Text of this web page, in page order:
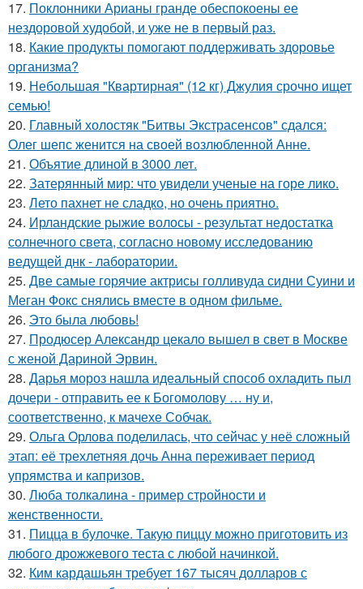
17. Поклонники Арианы гранде обеспокоены ее
нездоровой худобой, и уже не в первый раз.
18. Какие продукты помогают поддерживать здоровье
организма?
19. Небольшая "Квартирная" (12 кг) Джулия срочно ищет
семью!
20. Главный холостяк "Битвы Экстрасенсов" сдался:
Олег шепс женится на своей возлюбленной Анне.
21. Объятие длиной в 3000 лет.
22. Затерянный мир: что увидели ученые на горе лико.
23. Лето пахнет не сладко, но очень приятно.
24. Ирландские рыжие волосы - результат недостатка
солнечного света, согласно новому исследованию
ведущей днк - лаборатории.
25. Две самые горячие актрисы голливуда сидни Суини и
Меган Фокс снялись вместе в одном фильме.
26. Это была любовь!
27. Продюсер Александр цекало вышел в свет в Москве
с женой Дариной Эрвин.
28. Дарья мороз нашла идеальный способ охладить пыл
дочери - отправить ее к Богомолову … ну и,
соответственно, к мачехе Собчак.
29. Ольга Орлова поделилась, что сейчас у неё сложный
этап: её трехлетняя дочь Анна переживает период
упрямства и капризов.
30. Люба толкалина - пример стройности и
женственности.
31. Пицца в булочке. Такую пиццу можно приготовить из
любого дрожжевого теста с любой начинкой.
32. Ким кардашьян требует 167 тысяч долларов с